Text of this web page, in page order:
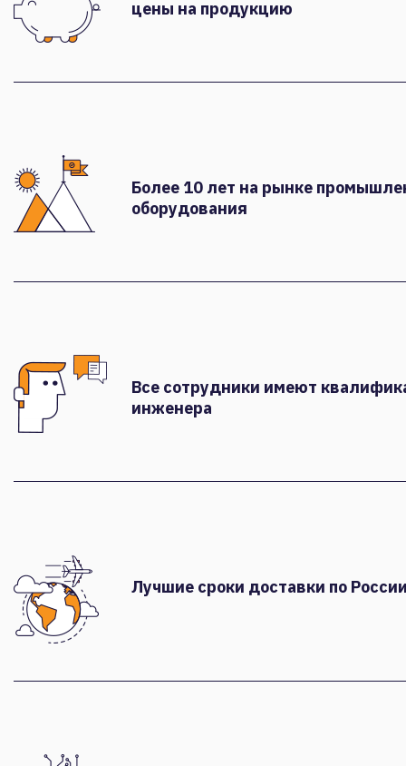
цены на продукцию
Более 10 лет на рынке
оборудования
Все сотрудники имеют
инженера
Лучшие сроки доставки по